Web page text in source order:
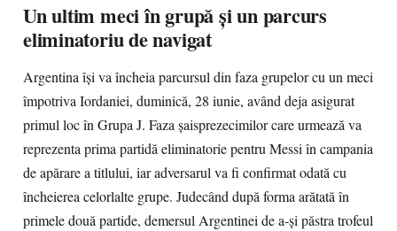
Un ultim meci în grupă și un parcurs
eliminatoriu de navigat
Argentina își va încheia parcursul din faza grupelor cu un meci
împotriva Iordaniei, duminică, 28 iunie, având deja asigurat
primul loc în Grupa J. Faza șaisprezecimilor care urmează va
reprezenta prima partidă eliminatorie pentru Messi în campania
de apărare a titlului, iar adversarul va fi confirmat odată cu
încheierea celorlalte grupe. Judecând după forma arătată în
primele două partide, demersul Argentinei de a-și păstra trofeul